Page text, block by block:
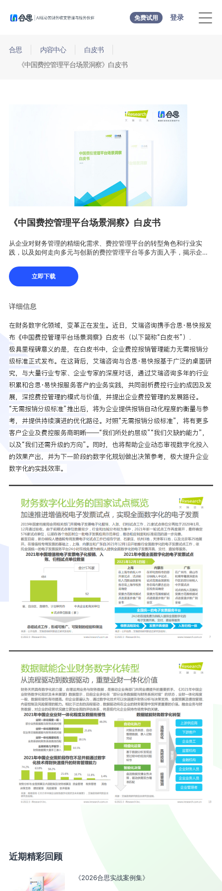
免费试用 登录
合思 内容中心
白皮书
《中国费控管理平台场景洞察》白皮书
《中国费控管理平台场景洞察》白皮书
从企业对财务管理的精细化需求、费控管理平台的转型角色和行业实
践，以及如何走向多元与创新的费控管理平台等多方面入手，揭示企业
立即下载
详细信息
在财务数字化领域，变革正在发生。近日，艾瑞咨询携手合思·易快报发
布《中国费控管理平台场景洞察》 白皮书 （以下简称“白皮书”）.
极具里程碑意义的是，在白皮书中，企业费控报销管理能力无需报销分
级标准正式发布。在这背后，艾瑞咨询与合思·易快报基于广泛的桌面研
究，与大量行业专家、企业专家的深度对话，通过艾瑞咨询多年的行业
积累和合思·易快报服务客户的业务实践，共同剖析费控行业的成因及发
展，深挖费控管理的模式与价值，并提出企业费控管理的发展路径。
“无需报销分级标准”推出后，将为企业提供报销自动化程度的衡量与参
考，并提供持续演进的优化路径。对照“无需报销分级标准”，将有更多
客户企业及费控服务商明晰——“我们所处的层级”“我们欠缺的能力”，
以及“我们还需升级的方向”。同时，也将帮助企业动态审视数字化投入
的效果产出，并为下一阶段的数字化规划做出决策参考，极大提升企业
数字化的实践效率。
近期精彩回顾
《2026合思实战案例集》